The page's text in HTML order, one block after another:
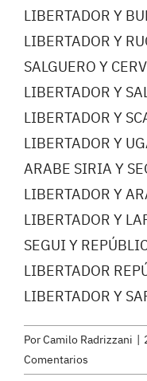
LIBERTADOR Y
LIBERTADOR Y
SALGUERO Y
LIBERTADOR Y
LIBERTADOR Y
LIBERTADOR Y
ARABE SIRIA Y
LIBERTADOR Y
LIBERTADOR Y
SEGUI Y
LIBERTADOR
LIBERTADOR Y
PorCamilo Radrizzani |
Comentarios